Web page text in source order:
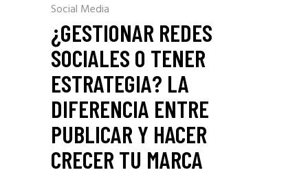
Social Media
¿GESTIONAR REDES
SOCIALES O TENER
ESTRATEGIA? LA
DIFERENCIA ENTRE
PUBLICAR Y HACER
CRECER TU MARCA